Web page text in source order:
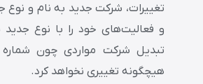
تغییرات، شرکت جدید به نام و
و فعالیت‌های خود را با نوع
تبدیل شرکت مواردی چون
هیچگونه تغییری نخواهد کرد.